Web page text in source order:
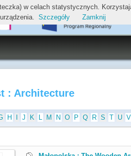
: Architecture
H J K L M N O P Q R S T U V
w celach statystycznych.
urządzenia. Szczegóły Zamknij